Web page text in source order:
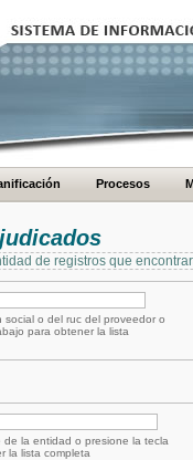
Procesos
de registros que
social o del ruc del proveedor o
para obtener la lista
de la entidad o presione la tecla
la lista completa